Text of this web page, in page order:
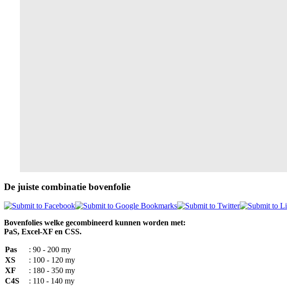
De juiste combinatie bovenfolie
Bovenfolies welke gecombineerd kunnen worden met:
PaS, Excel-XF en CSS.
Pas
: 90 - 200 my
XS
: 100 - 120 my
XF
: 180 - 350 my
C4S
: 110 - 140 my